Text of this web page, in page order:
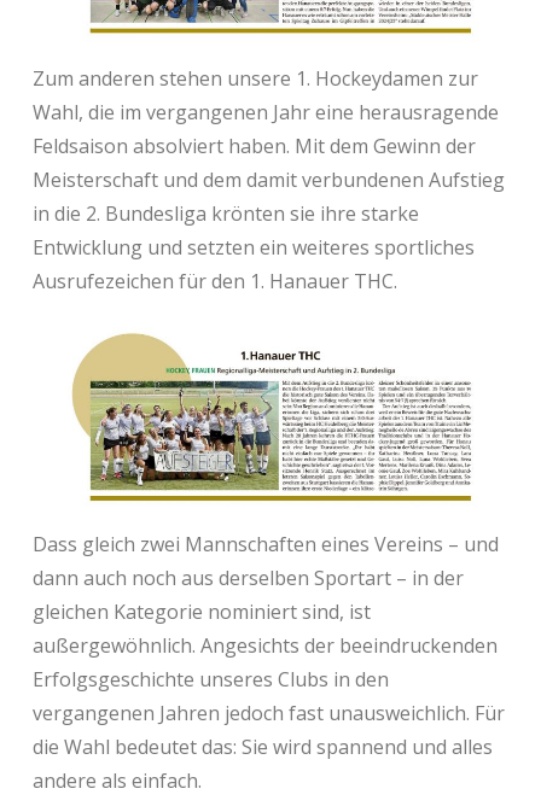
Zum anderen stehen unsere 1. Hockeydamen zur
Wahl, die im vergangenen Jahr eine herausragende
Feldsaison absolviert haben. Mit dem Gewinn der
Meisterschaft und dem damit verbundenen Aufstieg
in die 2. Bundesliga krönten sie ihre starke
Entwicklung und setzten ein weiteres sportliches
Ausrufezeichen für den 1. Hanauer THC.
Dass gleich zwei Mannschaften eines Vereins – und
dann auch noch aus derselben Sportart – in der
gleichen Kategorie nominiert sind, ist
außergewöhnlich. Angesichts der beeindruckenden
Erfolgsgeschichte unseres Clubs in den
vergangenen Jahren jedoch fast unausweichlich. Für
die Wahl bedeutet das: Sie wird spannend und alles
andere als einfach.